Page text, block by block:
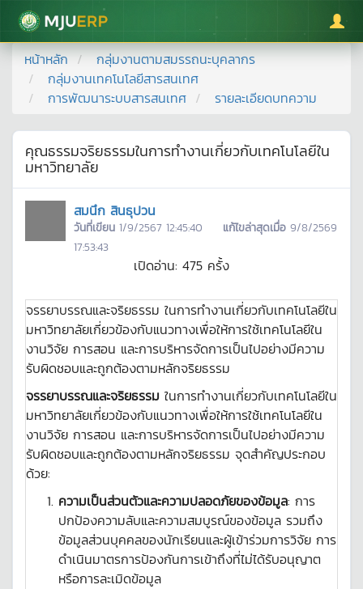
มหาวิทยาลัยแม่โจ้
หน้าหลัก
กลุ่มงานตามสมรรถนะบุคลากร
กลุ่มงานเทคโนโลยีสารสนเทศ
การพัฒนาระบบสารสนเทศ
รายละเอียดบทความ
คุณธรรมจริยธรรมในการทำงานเกี่ยวกับเทคโนโลยีใน
มหาวิทยาลัย
สมนึก สินธุปวน
วันที่เขียน 1/9/2567 12:45:40 แก้ไขล่าสุดเมื่อ 9/8/2569
17:53:43
เปิดอ่าน: 475 ครั้ง
จรรยาบรรณและจริยธรรม ในการทำงานเกี่ยวกับเทคโนโลยีใน
มหาวิทยาลัยเกี่ยวข้องกับแนวทางเพื่อให้การใช้เทคโนโลยีใน
งานวิจัย การสอน และการบริหารจัดการเป็นไปอย่างมีความ
รับผิดชอบและถูกต้องตามหลักจริยธรรม
จรรยาบรรณและจริยธรรม ในการทำงานเกี่ยวกับเทคโนโลยีใน
มหาวิทยาลัยเกี่ยวข้องกับแนวทางเพื่อให้การใช้เทคโนโลยีใน
งานวิจัย การสอน และการบริหารจัดการเป็นไปอย่างมีความ
รับผิดชอบและถูกต้องตามหลักจริยธรรม จุดสำคัญประกอบ
ด้วย:
ความเป็นส่วนตัวและความปลอดภัยของข้อมูล: การ
ปกป้องความลับและความสมบูรณ์ของข้อมูล รวมถึง
ข้อมูลส่วนบุคคลของนักเรียนและผู้เข้าร่วมการวิจัย การ
ดำเนินมาตรการป้องกันการเข้าถึงที่ไม่ได้รับอนุญาต
หรือการละเมิดข้อมูล